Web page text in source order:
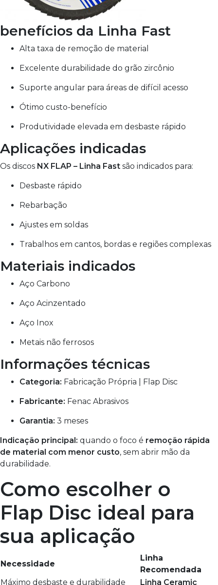
benefícios da Linha Fast
Alta taxa de remoção de material
Excelente durabilidade do grão zircônio
Suporte angular para áreas de difícil acesso
Ótimo custo-benefício
Produtividade elevada em desbaste rápido
Aplicações indicadas
Os discos NX FLAP – Linha Fast são indicados para:
Desbaste rápido
Rebarbação
Ajustes em soldas
Trabalhos em cantos, bordas e regiões complexas
Materiais indicados
Aço Carbono
Aço Acinzentado
Aço Inox
Metais não ferrosos
Informações técnicas
Categoria: Fabricação Própria | Flap Disc
Fabricante: Fenac Abrasivos
Garantia: 3 meses
Indicação principal: quando o foco é remoção rápida
de material com menor custo, sem abrir mão da
durabilidade.
Como escolher o
Flap Disc ideal para
sua aplicação
Necessidade
Linha
Recomendada
Máximo desbaste e durabilidade
Linha Ceramic